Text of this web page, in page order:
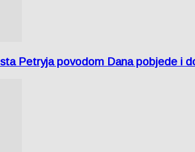
Petryja povodom Dana pobjede i